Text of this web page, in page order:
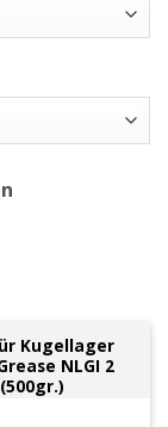
Kugellager
NLGI 2
(500gr.)